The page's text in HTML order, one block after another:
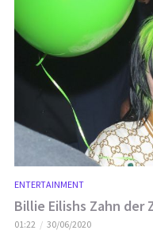
ENTERTAINMENT
Billie Eilishs Zahn der
01:22 30/06/2020